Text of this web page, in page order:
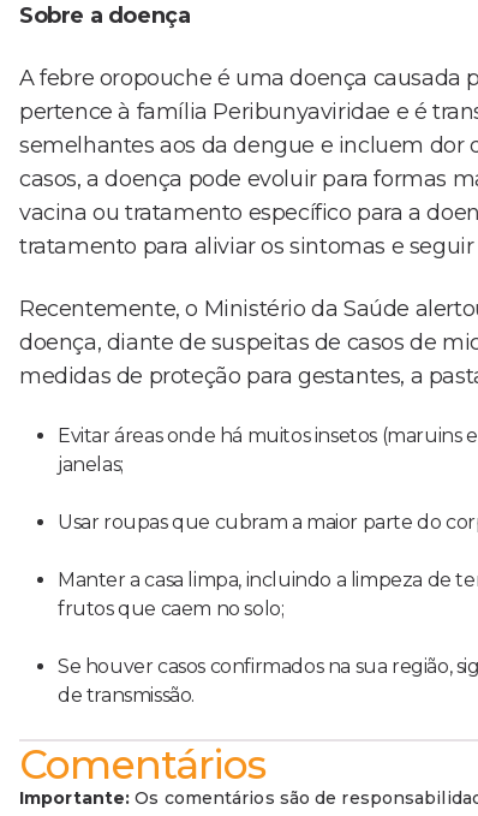
Sobre a doença
A febre oropouche é uma doença causada
pertence à família Peribunyaviridae e é
semelhantes aos da dengue e incluem dor
casos, a doença pode evoluir para formas
vacina ou tratamento específico para a
tratamento para aliviar os sintomas e
Recentemente, o Ministério da Saúde
doença, diante de suspeitas de casos de
medidas de proteção para gestantes, a
Evitar áreas onde há muitos insetos (maruins
janelas;
Usar roupas que cubram a maior parte do
Manter a casa limpa, incluindo a limpeza de
frutos que caem no solo;
Se houver casos confirmados na sua região,
de transmissão.
Comentários
Importante: Os comentários são de